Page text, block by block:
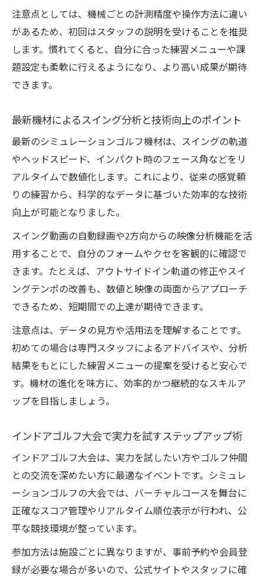
注意点としては、機械ごとの計測精度や操作方法に違い
があるため、初回はスタッフの説明を受けることを推奨
します。慣れてくると、自分に合った練習メニューや課
題設定も柔軟に行えるようになり、より高い成果が期待
できます。
最新機材によるスイング分析と技術向上のポイント
最新のシミュレーションゴルフ機材は、スイングの軌道
やヘッドスピード、インパクト時のフェース角などをリ
アルタイムで数値化します。これにより、従来の感覚頼
りの練習から、科学的なデータに基づいた効率的な技術
向上が可能となりました。
スイング動画の自動録画や2方向からの映像分析機能を活
用することで、自分のフォームやクセを客観的に確認で
きます。たとえば、アウトサイドイン軌道の修正やスイ
ングテンポの改善も、数値と映像の両面からアプローチ
できるため、短期間での上達が期待できます。
注意点は、データの見方や活用法を理解することです。
初めての場合は専門スタッフによるアドバイスや、分析
結果をもとにした練習メニューの提案を受けると安心で
す。機材の進化を味方に、効率的かつ継続的なスキルア
ップを目指しましょう。
インドアゴルフ大会で実力を試すステップアップ術
インドアゴルフ大会は、実力を試したい方やゴルフ仲間
との交流を深めたい方に最適なイベントです。シミュレ
ーションゴルフの大会では、バーチャルコースを舞台に
正確なスコア管理やリアルタイム順位表示が行われ、公
平な競技環境が整っています。
参加方法は施設ごとに異なりますが、事前予約や会員登
録が必要な場合が多いので、公式サイトやスタッフに確